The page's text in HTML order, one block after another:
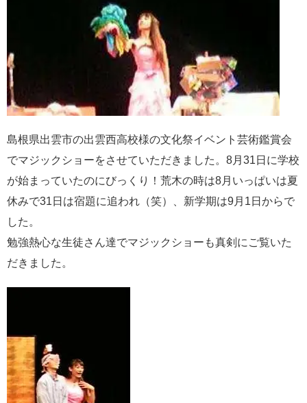
島根県出雲市の出雲西高校様の文化祭イベント芸術鑑賞会
でマジックショーをさせていただきました。8月31日に学校
が始まっていたのにびっくり！荒木の時は8月いっぱいは夏
休みで31日は宿題に追われ（笑）、新学期は9月1日からで
した。
勉強熱心な生徒さん達でマジックショーも真剣にご覧いた
だきました。